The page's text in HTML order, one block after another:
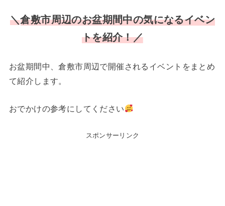
＼倉敷市周辺のお盆期間中の気になるイベン
トを紹介！／
お盆期間中、倉敷市周辺で開催されるイベントをまとめ
て紹介します。
おでかけの参考にしてください
スポンサーリンク